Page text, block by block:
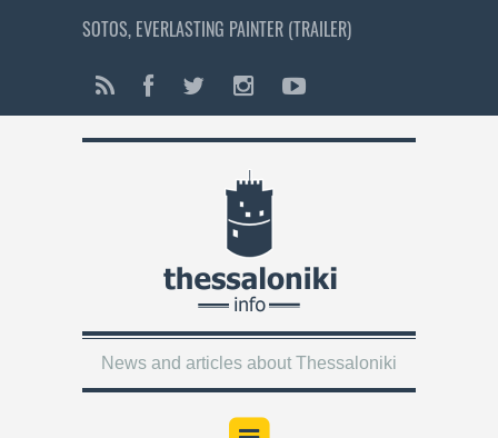
SOTOS, EVERLASTING PAINTER (TRAILER)
News and articles about Thessaloniki